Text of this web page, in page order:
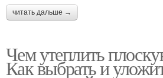
читать дальше →
Чем утеплить
Как выбрать и